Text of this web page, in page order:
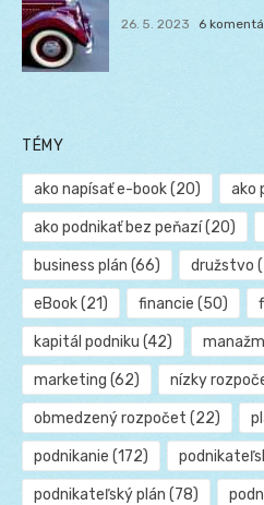
26. 5. 2023 6
TÉMY
ako napísať e-book(20) ako
ako podnikať bez peňazí(20)
business plán (66) družstvo
eBook(21) financie (50)
kapitál podniku (42)
marketing (62) nízky
obmedzený rozpočet (22)
podnikanie (172)
podnikateľský plán (78)